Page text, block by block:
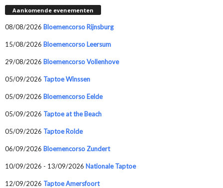
Aankomende evenementen
08/08/2026 Bloemencorso Rijnsburg
15/08/2026 Bloemencorso Leersum
29/08/2026 Bloemencorso Vollenhove
05/09/2026 Taptoe Winssen
05/09/2026 Bloemencorso Eelde
05/09/2026 Taptoe at the Beach
05/09/2026 Taptoe Rolde
06/09/2026 Bloemencorso Zundert
10/09/2026 - 13/09/2026 Nationale Taptoe
12/09/2026 Taptoe Amersfoort